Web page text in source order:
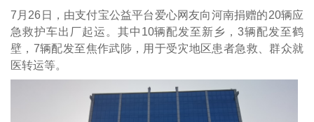
7月26日，由支付宝公益平台爱心网友向河南捐赠的20辆应
急救护车出厂起运。其中10辆配发至新乡，3辆配发至鹤
壁，7辆配发至焦作武陟，用于受灾地区患者急救、群众就
医转运等。